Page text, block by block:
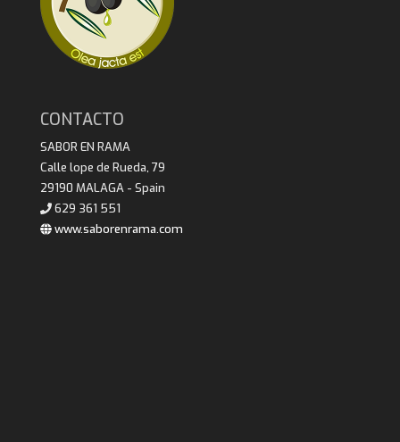
CONTACTO
SABOR EN RAMA
Calle lope de Rueda, 79
29190 MALAGA - Spain
629 361 551
www.saborenrama.com